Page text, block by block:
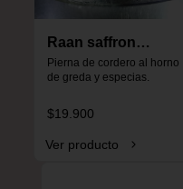
Raan saffron
special
Pierna de cordero al horno
de greda y especias.
$19.900
Ver producto